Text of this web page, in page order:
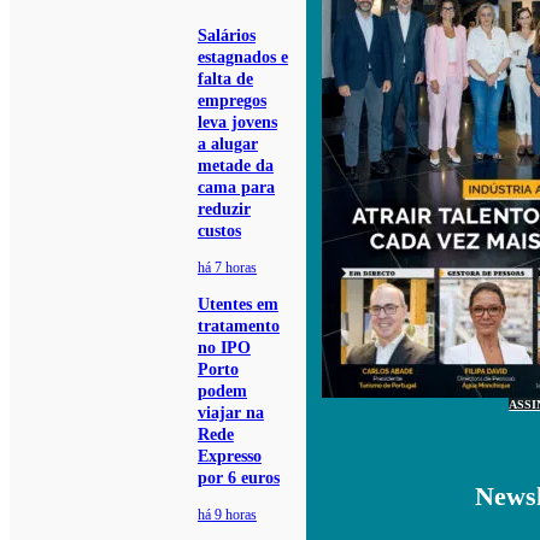
Salários
estagnados e
falta de
empregos
leva jovens
a alugar
metade da
cama para
reduzir
custos
há 7 horas
Utentes em
tratamento
no IPO
Porto
podem
viajar na
Rede
Expresso
por 6 euros
há 9 horas